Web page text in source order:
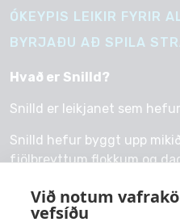
Við notum
vefsíðu
ÓKEYPIS LEIKIR FYRIR
BYRJAÐU AÐ SPILA
Hvað er Snilld?
Snilld er leikjanet sem
Snilld hefur byggt upp
fjölbreyttum flokkum og